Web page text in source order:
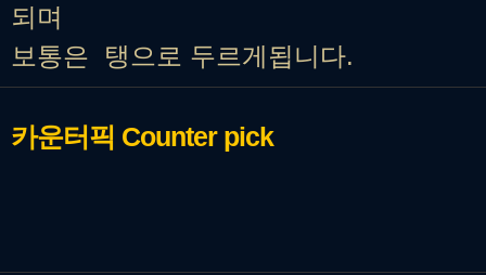
되며
보통은 탱으로 두르게됩니다.
카운터픽 Counter pick